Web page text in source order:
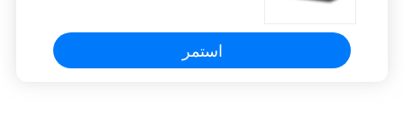
استمر